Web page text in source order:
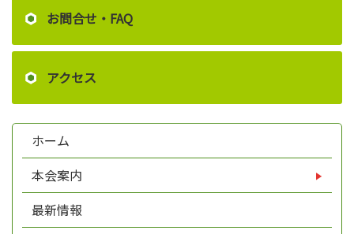
お問合せ・FAQ
アクセス
ホーム
本会案内
最新情報